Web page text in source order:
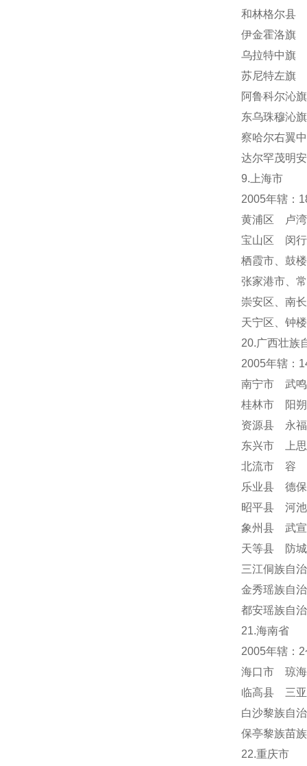
和林格尔县
伊金霍洛旗
乌拉特中旗
苏尼特左旗
阿鲁科尔沁
东乌珠穆沁
察哈尔右翼
达尔罕茂明
9.上海市
2005年辖：
黄浦区 卢
宝山区 闵
栖霞市、 鼓
张家港市、
崇安区、南
天宁区
钟
20.广西壮族
2005年辖：
南宁市 武
桂林市 阳
资源县 永
东兴市 上
北流市 容
乐业县 德
昭平县 河
象州县 武
天等县 防
三江侗族自
金秀瑶族自
都安瑶族自
21.海南省
2005年辖：
海口市 琼
临高县 三
白沙黎族自
保亭黎族苗
22.重庆市